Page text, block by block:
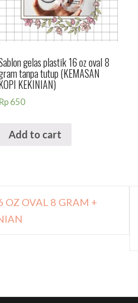
gelas plastik 16 oz oval 8
tanpa tutup (KEMASAN
KEKINIAN)
Rp650
Add to cart
OZ OVAL 8 GRAM +